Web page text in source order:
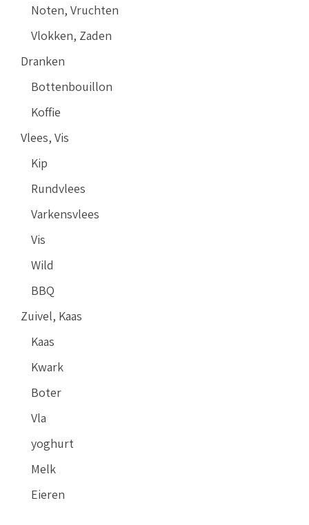
Noten, Vruchten
Vlokken, Zaden
Dranken
Bottenbouillon
Koffie
Vlees, Vis
Kip
Rundvlees
Varkensvlees
Vis
Wild
BBQ
Zuivel, Kaas
Kaas
Kwark
Boter
Vla
yoghurt
Melk
Eieren